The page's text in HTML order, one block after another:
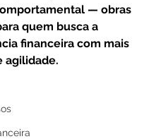
— obras
quem busca a
financeira com mais
agilidade.